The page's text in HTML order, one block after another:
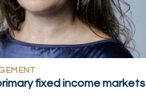
fixed income markets